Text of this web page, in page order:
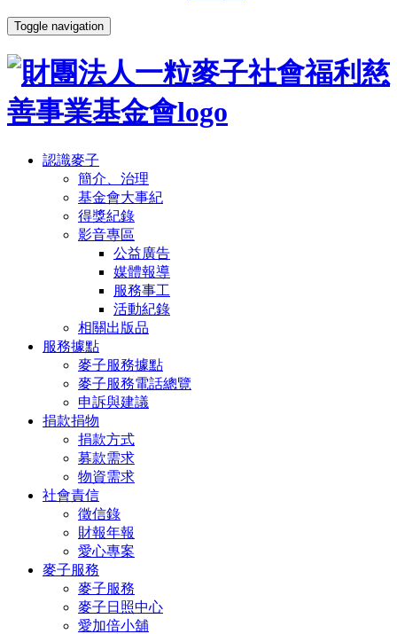
Toggle navigation
認識麥子
簡介、治理
基金會大事紀
得獎紀錄
影音專區
公益廣告
媒體報導
服務事工
活動紀錄
相關出版品
服務據點
麥子服務據點
麥子服務電話總覽
申訴與建議
捐款捐物
捐款方式
募款需求
物資需求
社會責信
徵信錄
財報年報
愛心專案
麥子服務
麥子服務
麥子日照中心
愛加倍小舖